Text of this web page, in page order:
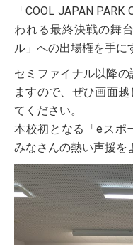
「COOL JAPAN
われる最終決戦の舞
ル」への出場権を手に
セミファイナル以降
ますので、ぜひ画面
てください。
本校初となる「eスポ
みなさんの熱い声援を